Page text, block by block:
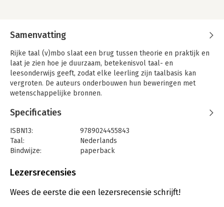
Samenvatting
Rijke taal (v)mbo slaat een brug tussen theorie en praktijk en
laat je zien hoe je duurzaam, betekenisvol taal- en
leesonderwijs geeft, zodat elke leerling zijn taalbasis kan
vergroten. De auteurs onderbouwen hun beweringen met
wetenschappelijke bronnen.
Specificaties
ISBN13:
9789024455843
Taal:
Nederlands
Bindwijze:
paperback
Uitgever:
Verschijningsdatum:
30-5-2023
Lezersrecensies
Wees de eerste die een lezersrecensie schrijft!